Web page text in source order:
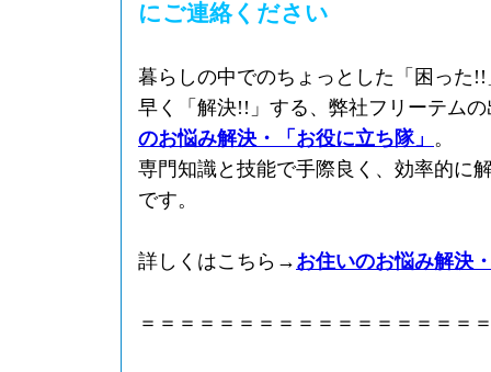
にご連絡ください
暮らしの中でのちょっとした「困った
早く「解決!!」する、弊社フリーテム
のお悩み解決・「お役に立ち隊」 。
専門知識と技能で手際良く、効率的に
です。
詳しくはこちら→ お住いのお悩み解決
＝＝＝＝＝＝＝＝＝＝＝＝＝＝＝＝＝